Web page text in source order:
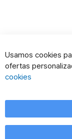
Usamos cookies
ofertas
cookies